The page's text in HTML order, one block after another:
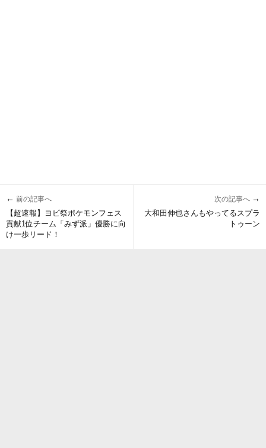
← 前の記事へ
【超速報】ヨビ祭ポケモンフェス
貢献1位チーム「みず派」優勝に向
け一歩リード！
次の記事へ →
大和田伸也さんもやってるスプラ
トゥーン